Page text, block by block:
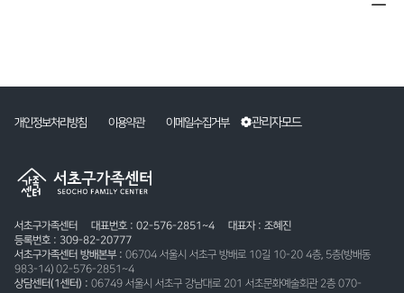
개인정보처리방침 이용약관 이메일수집거부 관리자모드
서초구가족센터 대표번호 : 02-576-2851~4
대표자 : 조혜진
등록번호 : 309-82-20777
서초구가족센터 방배본부 : 06704 서울시 서초구 방배로 10길 10-20 4층, 5층(방배동
983-14) 02-576-2851~4
상담센터(1센터) : 06749 서울시 서초구 강남대로 201 서초문화예술회관 2층 070-